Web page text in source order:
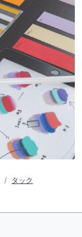
タック